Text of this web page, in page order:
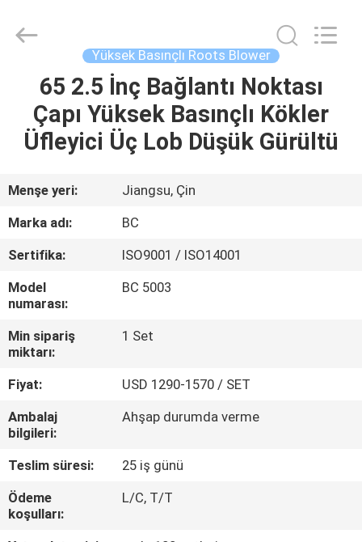
ÜRÜN:%
VİDEOLAR
HAKKIMIZDA
TURU
KALITE
KONTROL
BIZIMLE
ILETIŞIME
(Jiangsu)
Yüksek Basınçlı Roots Blower
65 2.5 İnç Bağlantı Noktası
Çapı Yüksek Basınçlı Kökler
Üfleyici Üç Lob Düşük Gürültü
Menşe yeri:
Jiangsu, Çin
Marka adı:
BC
Sertifika:
ISO9001 / ISO14001
Model
numarası:
BC 5003
Min sipariş
miktarı:
1 Set
Fiyat:
USD 1290-1570 / SET
Ambalaj
bilgileri:
Ahşap durumda verme
Teslim süresi:
25 iş günü
Ödeme
koşulları:
L/C, T/T